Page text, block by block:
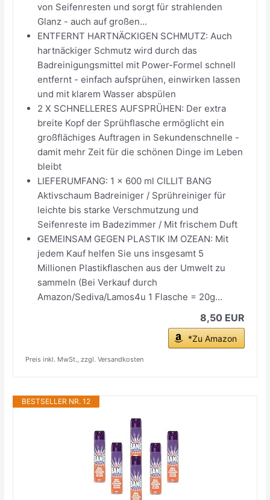
von Seifenresten und sorgt für strahlenden
Glanz - auch auf großen...
ENTFERNT HARTNÄCKIGEN SCHMUTZ: Auch
hartnäckiger Schmutz wird durch das
Badreinigungsmittel mit Power-Formel schnell
entfernt - einfach aufsprühen, einwirken lassen
und mit klarem Wasser abspülen
2 X SCHNELLERES AUFSPRÜHEN: Der extra
breite Kopf der Sprühflasche ermöglicht ein
großflächiges Auftragen in Sekundenschnelle -
damit mehr Zeit für die schönen Dinge im Leben
bleibt
LIEFERUMFANG: 1 x 600 ml CILLIT BANG
Aktivschaum Badreiniger / Sprühreiniger für
leichte bis starke Verschmutzung und
Seifenreste im Badezimmer / Mit frischem Duft
GEMEINSAM GEGEN PLASTIK IM OZEAN: Mit
jedem Kauf helfen Sie uns insgesamt 5
Millionen Plastikflaschen aus der Umwelt zu
sammeln (Bei Verkauf durch
Amazon/Sediva/Lamos4u 1 Flasche = 20g...
8,50 EUR
*Zu Amazon
Preis inkl. MwSt., zzgl. Versandkosten
BESTSELLER NR. 12